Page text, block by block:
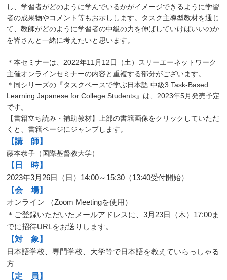
し、学習者がどのように学んでいるかがイメージできるように学習
者の成果物やコメント等もお示しします。タスク主導型教材を通じ
て、教師がどのように学習者の中級の力を伸ばしていけばいいのか
を皆さんと一緒に考えたいと思います。
＊本セミナーは、2022年11月12日（土）スリーエーネットワーク
主催オンラインセミナーの内容と重複する部分がございます。
＊同シリーズの『タスクベースで学ぶ日本語 中級3 Task-Based
Learning Japanese for College Students』は、2023年5月発売予定
です。
【書籍立ち読み・補助教材】上部の書籍画像をクリックしていただ
くと、書籍ページにジャンプします。
【講 師】
藤本恭子（国際基督教大学）
【日 時】
2023年3月26日（日）14:00～15:30（13:40受付開始）
【会 場】
オンライン （Zoom Meetingを使用）
＊ご登録いただいたメールアドレスに、3月23日（木）17:00ま
でに招待URLをお送りします。
【対 象】
日本語学校、専門学校、大学等で日本語を教えていらっしゃる
方
【定 員】